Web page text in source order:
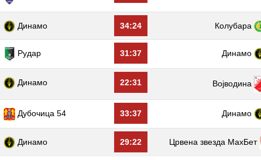
Динамо 34:24 Колубара
Рудар 31:37 Динамо
Динамо 22:31 Војводина
Дубочица 54 33:37 Динамо
Динамо 29:22 Црвена звезда МаxБет